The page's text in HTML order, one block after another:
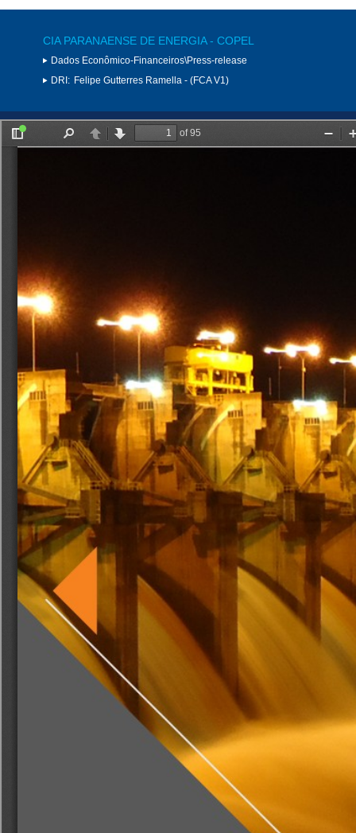
CIA PARANAENSE DE ENERGIA - COPEL
Dados Econômico-Financeiros\Press-release
DRI: Felipe Gutterres Ramella - (FCA V1)